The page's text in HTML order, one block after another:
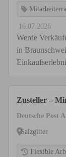
16.07.2026
Werde
in
Zusteller –
Deutsche Post
Salzgitter
Flexible